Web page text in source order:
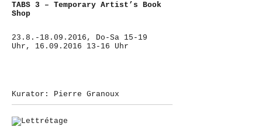
TABS 3 – Temporary Artist’s Book
Shop
23.8.-18.09.2016, Do-Sa 15-19
Uhr, 16.09.2016 13-16 Uhr
Kurator: Pierre Granoux